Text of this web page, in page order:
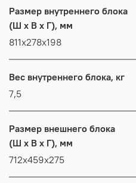
Размер внутреннего блока
(Ш x В x Г), мм
811x278x198
Вес внутреннего блока, кг
7,5
Размер внешнего блока
(Ш x В x Г), мм
712x459x275